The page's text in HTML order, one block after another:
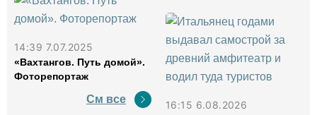
14:39 7.07.2025
«Вахтангов. Путь домой».
Фоторепортаж
См все
16:15 6.08.2026